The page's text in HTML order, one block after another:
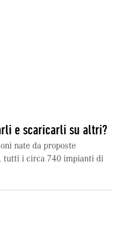
e scaricarli su altri?
nate da proposte
tutti i circa 740 impianti di